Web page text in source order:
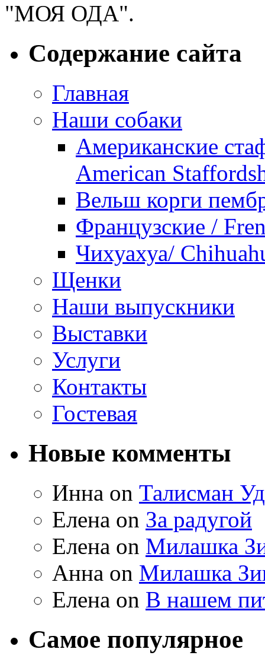
"МОЯ ОДА".
Содержание сайта
Главная
Наши собаки
Американские
American
Вельш корги
Французские /
Чихуахуа/
Щенки
Наши выпускники
Выставки
Услуги
Контакты
Гостевая
Новые комменты
Инна on Талисман
Елена on За радугой
Елена on Милашка
Анна on Милашка
Елена on В нашем
Самое популярное